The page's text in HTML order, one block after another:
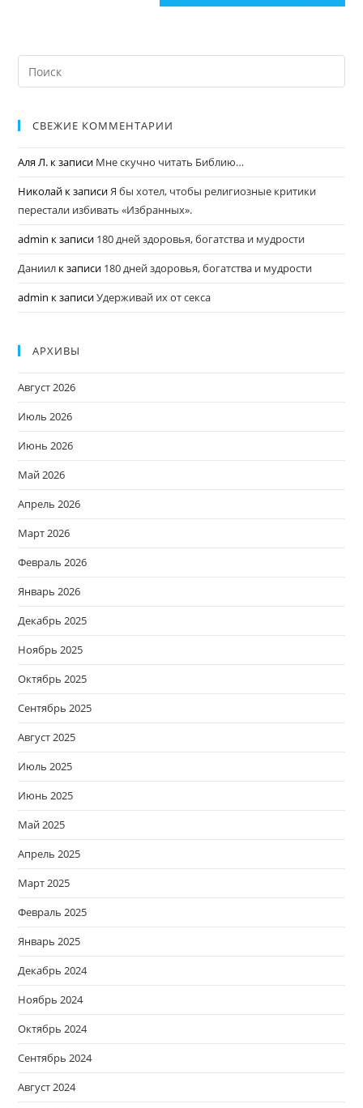
СВЕЖИЕ КОММЕНТАРИИ
Аля Л. к записи Мне скучно читать Библию…
Николай к записиЯ бы хотел, чтобы религиозные критики
перестали избивать «Избранных».
admin к записи 180 дней здоровья, богатства и мудрости
Даниил к записи 180 дней здоровья, богатства и мудрости
admin к записиУдерживай их от секса
АРХИВЫ
Август 2026
Июль 2026
Июнь 2026
Май 2026
Апрель 2026
Март 2026
Февраль 2026
Январь 2026
Декабрь 2025
Ноябрь 2025
Октябрь 2025
Сентябрь 2025
Август 2025
Июль 2025
Июнь 2025
Май 2025
Апрель 2025
Март 2025
Февраль 2025
Январь 2025
Декабрь 2024
Ноябрь 2024
Октябрь 2024
Сентябрь 2024
Август 2024